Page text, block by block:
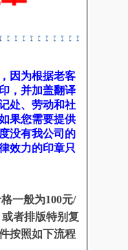
因为根据老客
，并加盖翻译
处、劳动和社
果您需要提供
没有我公司的
效力的印章只
一般为100元/
者排版特别复
按照如下流程